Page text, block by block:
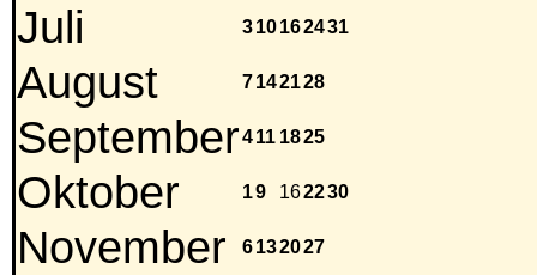
Juli 310162431
August 7142128
September411 1825
Oktober 19 162230
November 6132027